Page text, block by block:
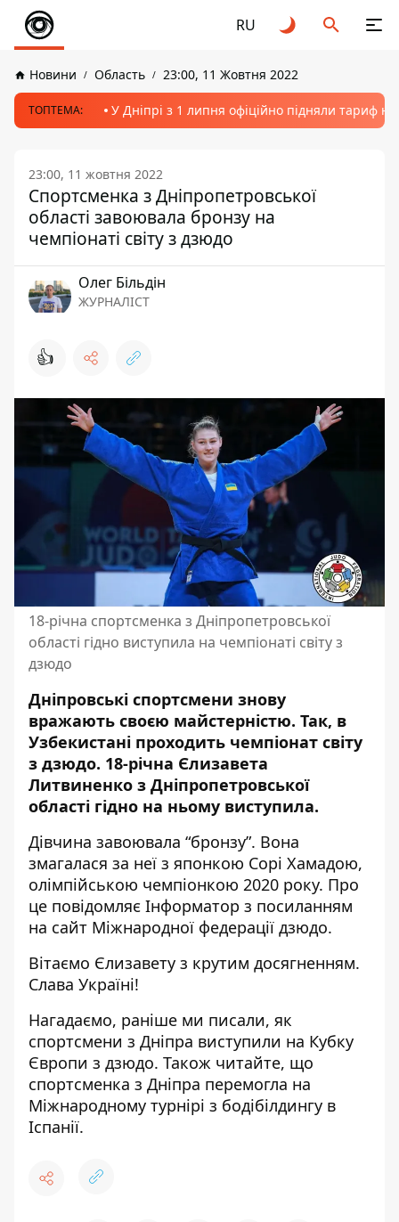
RU
Новини Область 23:00, 11 Жовтня 2022
ТОПТЕМА: У Дніпрі з 1 липня офіційно підняли тариф
23:00, 11 жовтня 2022
Спортсменка з Дніпропетровської
області завоювала бронзу на
чемпіонаті світу з дзюдо
Олег Більдін
ЖУРНАЛІСТ
👍
18-річна спортсменка з Дніпропетровської
області гідно виступила на чемпіонаті світу з
дзюдо
Дніпровські спортсмени знову
вражають своєю майстерністю. Так, в
Узбекистані проходить чемпіонат світу
з дзюдо. 18-річна Єлизавета
Литвиненко з Дніпропетровської
області гідно на ньому виступила.
Дівчина завоювала “бронзу”. Вона
змагалася за неї з японкою Сорі Хамадою,
олімпійською чемпіонкою 2020 року. Про
це повідомляє Інформатор з посиланням
на сайт Міжнародної федерації дзюдо.
Вітаємо Єлизавету з крутим досягненням.
Слава Україні!
Нагадаємо, раніше ми писали, як
спортсмени з Дніпра виступили на Кубку
Європи з дзюдо. Також читайте, що
спортсменка з Дніпра перемогла на
Міжнародному турнірі з бодібілдингу в
Іспанії.